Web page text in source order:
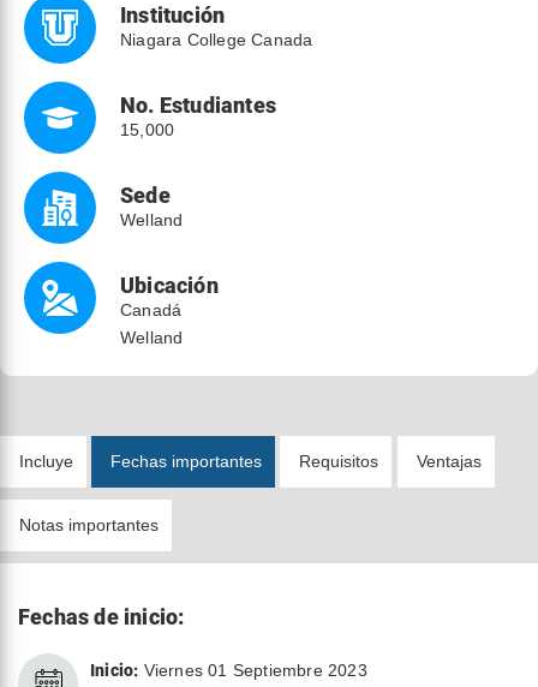
Institución
Niagara College Canada
No. Estudiantes
15,000
Sede
Welland
Ubicación
Canadá
Welland
Incluye Fechas importantes Requisitos Ventajas
Notas importantes
Fechas de inicio:
Inicio: Viernes 01 Septiembre 2023